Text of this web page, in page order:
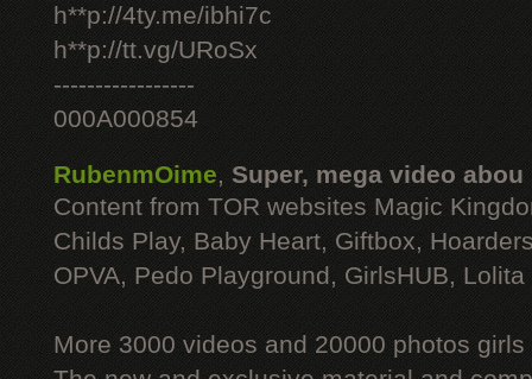
h**p://4ty.me/ibhi7c
h**p://tt.vg/URoSx
-----------------
000A000854
RubenmOime, Super, mega video abou
Content from TOR websites Magic
Childs Play, Baby Heart, Giftbox,
OPVA, Pedo Playground, GirlsHUB, Lolita
More 3000 videos and 20000 photos